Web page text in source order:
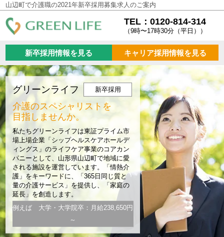
山辺町で介護職の2021年新卒採用募集求人のご案内
TEL：0120-814-314
（9時〜17時30分（平日））
新卒採用情報を見る キャリア採用情報を見る
グリーンライフ 新卒採用
介護のスペシャリストを
目指しませんか。
私たちグリーンライフは東証プライム市
場上場企業「シップヘルスケアホールデ
ィングス」のライフケア事業のコアカン
パニーとして、山形県山辺町で地域に愛
される施設を運営しています。「情熱介
護」をキーワードに、「365日同じ質と
量の介護サービス」を提供し、「家庭の
延長」を創造します。
例えば 大学・大学院卒：月給238,650円
～